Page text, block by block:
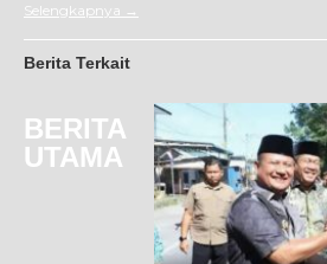
Selengkapnya
Berita Terkait
BERITA
UTAMA